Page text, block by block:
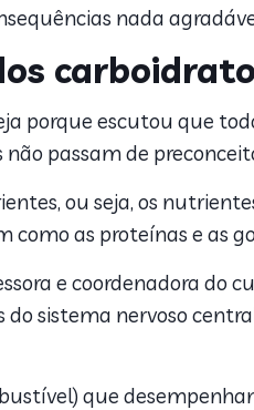
nada
porque escutou que
não passam de
ou seja, os
como as proteínas e as
e coordenadora do
sistema nervoso
que